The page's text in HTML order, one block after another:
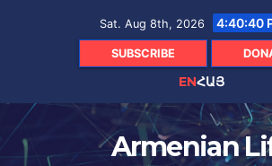
Sat. Aug 8th, 2026 4:40:41
SUBSCRIBE
ENՀԱՅ
Armenian